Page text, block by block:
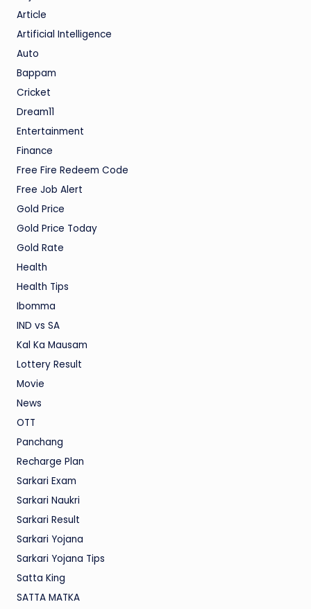
Article
Artificial Intelligence
Auto
Bappam
Cricket
Dream11
Entertainment
Finance
Free Fire Redeem Code
Free Job Alert
Gold Price
Gold Price Today
Gold Rate
Health
Health Tips
Ibomma
IND vs SA
Kal Ka Mausam
Lottery Result
Movie
News
OTT
Panchang
Recharge Plan
Sarkari Exam
Sarkari Naukri
Sarkari Result
Sarkari Yojana
Sarkari Yojana Tips
Satta King
SATTA MATKA